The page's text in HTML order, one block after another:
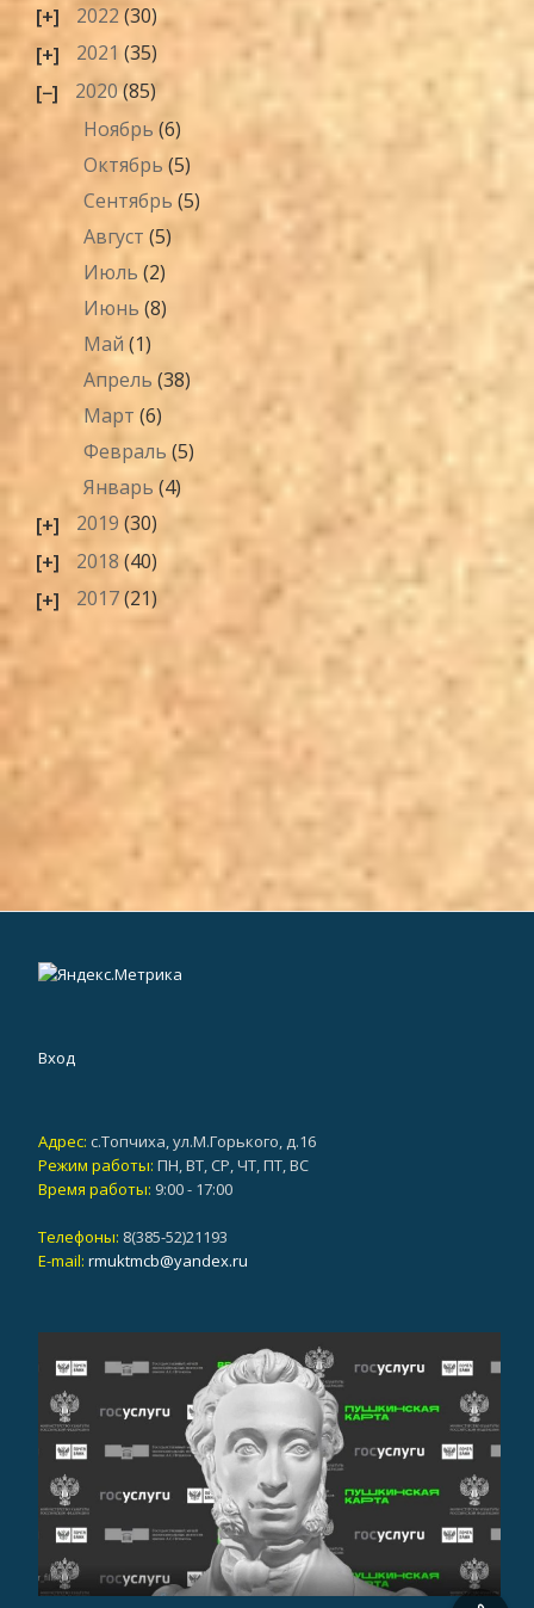
2022 (30)
2021 (35)
2020(85)
Ноябрь (6)
Октябрь (5)
Сентябрь (5)
Август (5)
Июль (2)
Июнь (8)
Май (1)
Апрель (38)
Март (6)
Февраль (5)
Январь (4)
2019 (30)
2018 (40)
2017(21)
Вход
Адрес: с.Топчиха, ул.М.Горького, д.16
Режим работы: ПН, ВТ, СР, ЧТ, ПТ, ВС
Время работы: 9:00 - 17:00
Телефоны: 8(385-52)21193
E-mail: rmuktmcb@yandex.ru